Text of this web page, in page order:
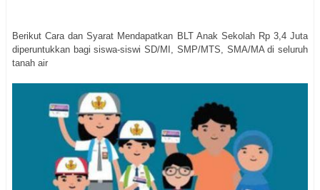
Berikut Cara dan Syarat Mendapatkan BLT Anak Sekolah Rp 3,4 Juta
diperuntukkan bagi siswa-siswi SD/MI, SMP/MTS, SMA/MA di seluruh
tanah air